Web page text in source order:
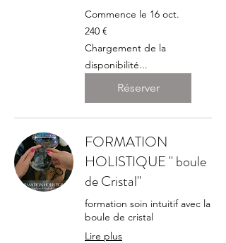
Commence le 16 oct.
240
euros
240 €
Chargement de la
disponibilité...
Réserver
FORMATION
HOLISTIQUE " boule
de Cristal"
formation soin intuitif avec la
boule de cristal
Lire plus